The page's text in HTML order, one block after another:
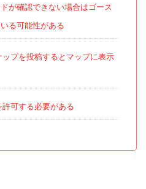
が確認できない場合はゴース
る可能性がある
ップを投稿するとマップに表示
可する必要がある